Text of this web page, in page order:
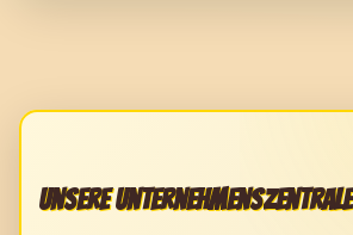
Unsere Unternehmenszentrale